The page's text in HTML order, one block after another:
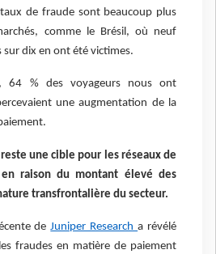
de fraude sont beaucoup plus
comme le Brésil, où neuf
sur dix en ont été victimes.
64 % des voyageurs nous ont
une augmentation de la
e une cible pour les réseaux de
en raison du montant élevé des
transfrontalière du secteur.
deJuniper Researcha révélé
fraudes en matière de paiement